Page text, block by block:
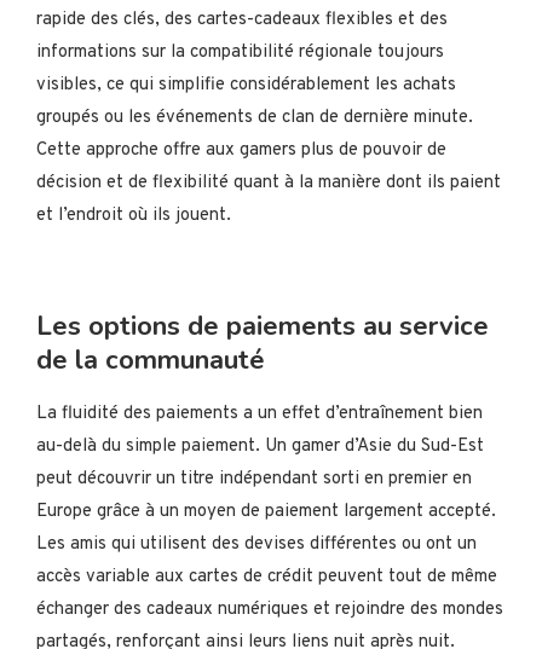
rapide des clés, des cartes-cadeaux flexibles et des
informations sur la compatibilité régionale toujours
visibles, ce qui simplifie considérablement les achats
groupés ou les événements de clan de dernière minute.
Cette approche offre aux gamers plus de pouvoir de
décision et de flexibilité quant à la manière dont ils paient
et l’endroit où ils jouent.
Les options de paiements au service
de la communauté
La fluidité des paiements a un effet d’entraînement bien
au-delà du simple paiement. Un gamer d’Asie du Sud-Est
peut découvrir un titre indépendant sorti en premier en
Europe grâce à un moyen de paiement largement accepté.
Les amis qui utilisent des devises différentes ou ont un
accès variable aux cartes de crédit peuvent tout de même
échanger des cadeaux numériques et rejoindre des mondes
partagés, renforçant ainsi leurs liens nuit après nuit.